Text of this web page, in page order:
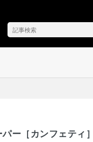
ー［カンフェティ］